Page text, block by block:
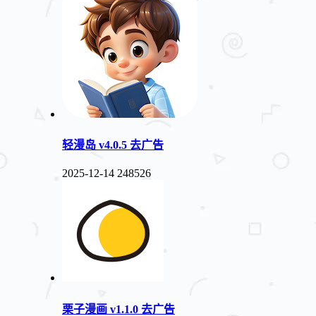
轻漫岛 v4.0.5 去广告
2025-12-14 248526
栗子漫画 v1.1.0 去广告